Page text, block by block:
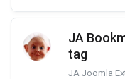
JA
tag
JA Joomla